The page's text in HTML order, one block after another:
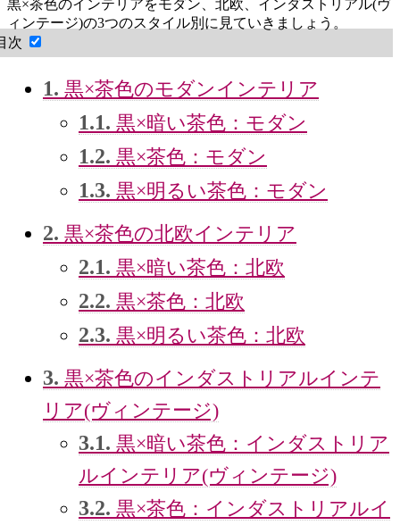
黒×茶色のインテリアをモダン、北欧、インダストリアル(ヴ
ィンテージ)の3つのスタイル別に見ていきましょう。
次
1. 黒×茶色のモダンインテリア
1.1. 黒×暗い茶色：モダン
1.2. 黒×茶色：モダン
1.3. 黒×明るい茶色：モダン
2. 黒×茶色の北欧インテリア
2.1. 黒×暗い茶色：北欧
2.2. 黒×茶色：北欧
2.3. 黒×明るい茶色：北欧
3. 黒×茶色のインダストリアルインテ
リア(ヴィンテージ)
3.1. 黒×暗い茶色：インダストリア
ルインテリア(ヴィンテージ)
3.2. 黒×茶色：インダストリアルイ